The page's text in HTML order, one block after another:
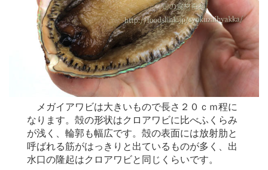
メガイアワビは大きいもので長さ２０ｃｍ程に
なります。殻の形状はクロアワビに比べふくらみ
が浅く、輪郭も幅広です。殻の表面には放射肋と
呼ばれる筋がはっきりと出ているものが多く、出
水口の隆起はクロアワビと同じくらいです。